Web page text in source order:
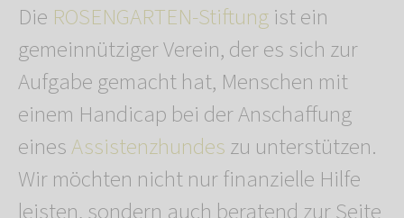
Die ROSENGARTEN-Stiftungist ein
gemeinnütziger Verein, der es sich zur
Aufgabe gemacht hat, Menschen mit
einem Handicap bei der Anschaffung
einesAssistenzhundeszu unterstützen.
Wir möchten nicht nur finanzielle Hilfe